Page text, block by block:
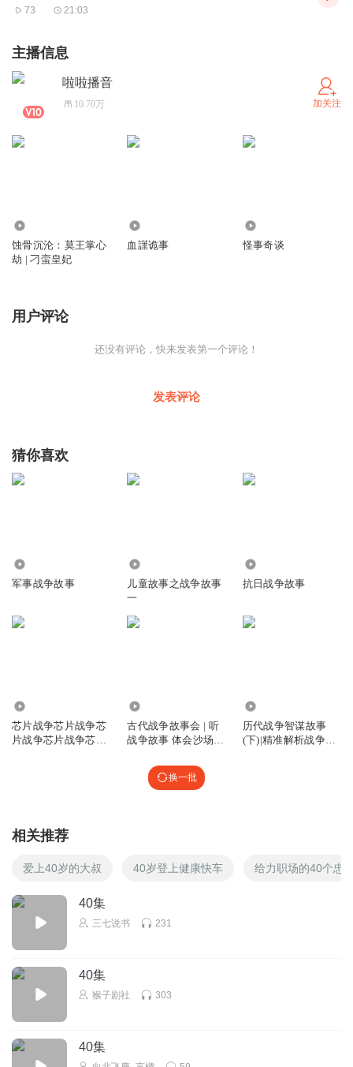
73 21:03
主播信息
啦啦播音
10.70万 加关注
蚀骨沉沦：莫王掌心
劫 | 刁蛮皇妃
血䜓诡事 怪事奇谈
用户评论
还没有评论，快来发表第一个评论！
发表评论
猜你喜欢
军事战争故事
儿童故事之战争故事
一
抗日战争故事
芯片战争芯片战争芯
片战争芯片战争芯片
古代战争故事会 | 听
战争故事 体会沙场人
历代战争智谋故事
(下)|精准解析战争背
换一批
相关推荐
爱上40岁的大叔 40岁登上健康快车 给力职场的40个忠
40集
三七说书 231
40集
猴子剧社 303
40集